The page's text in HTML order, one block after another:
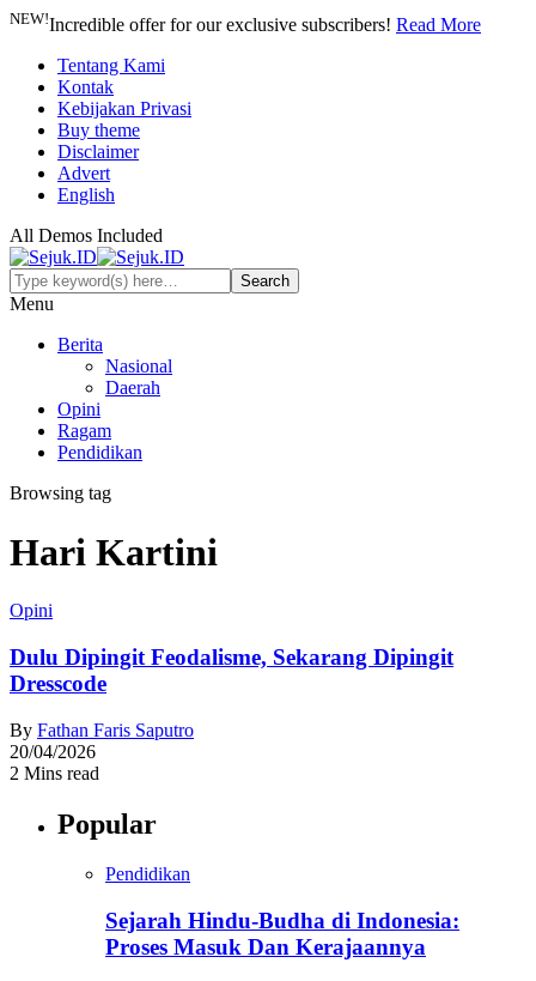
NEW!Incredible offer for our exclusive subscribers! Read More
Tentang Kami
Kontak
Kebijakan Privasi
Buy theme
Disclaimer
Advert
English
All Demos Included
Menu
Berita
Nasional
Daerah
Opini
Ragam
Pendidikan
Browsing tag
Hari Kartini
Opini
Dulu Dipingit Feodalisme, Sekarang Dipingit
Dresscode
By Fathan Faris Saputro
20/04/2026
2 Mins read
Popular
Pendidikan
Sejarah Hindu-Budha di Indonesia:
Proses Masuk Dan Kerajaannya